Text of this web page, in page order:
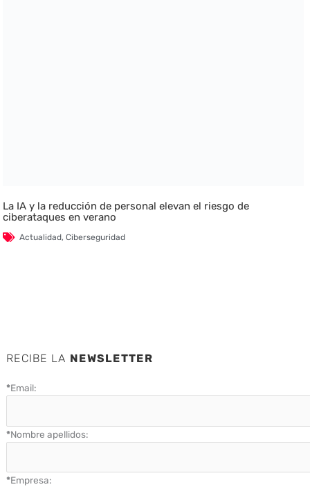
La IA y la reducción de personal elevan el riesgo de
ciberataques en verano
Actualidad,Ciberseguridad
RECIBE LA NEWSLETTER
*Email:
*Nombre apellidos:
*Empresa: